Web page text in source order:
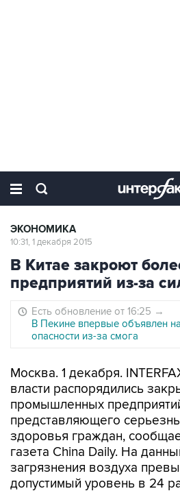
ЭКОНОМИКА
10:31, 1 декабря 2015
В Китае закроют
предприятий из-за
Есть обновление от 16:25 →
В Пекине впервые объявлен
опасности из-за смога
Москва. 1 декабря.
власти распорядились
промышленных
представляющего
здоровья граждан,
газета China Daily. На
загрязнения воздуха
допустимый уровень в 24